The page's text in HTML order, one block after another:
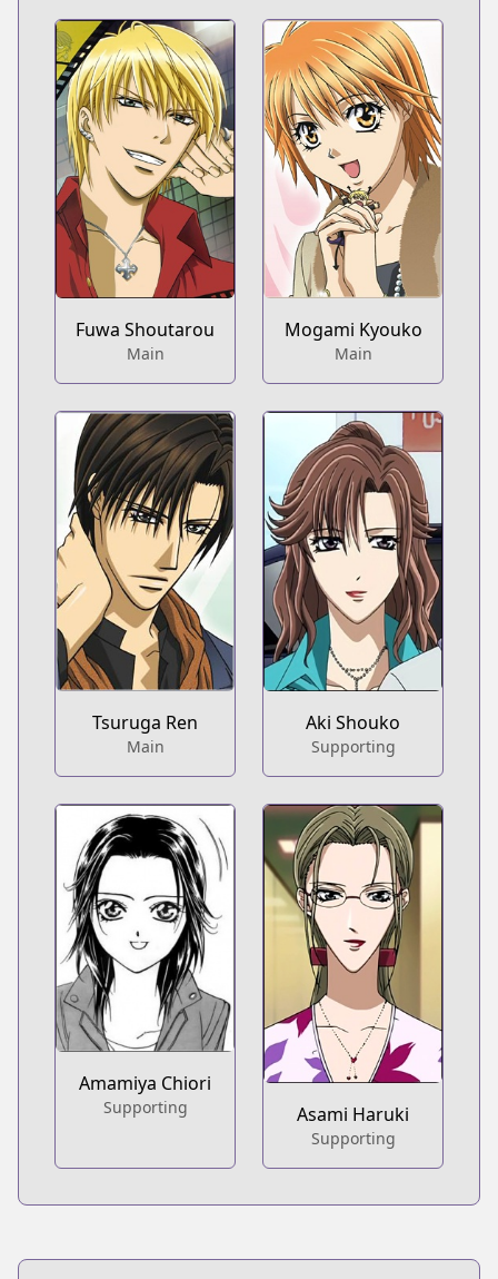
Fuwa Shoutarou
Main
Mogami Kyouko
Main
Tsuruga Ren
Main
Aki Shouko
Supporting
Amamiya Chiori
Supporting Asami Haruki
Supporting